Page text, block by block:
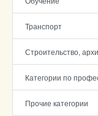
Транспорт
Строительство,
Категории по
Прочие категории